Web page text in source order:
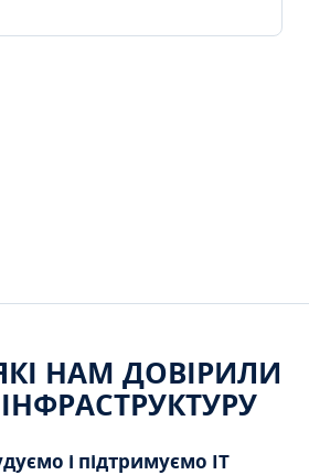
НАМ ДОВІРИЛИ
і підтримуємо ІТ